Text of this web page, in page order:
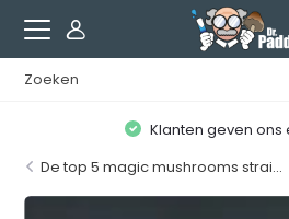
Klanten geven
De top 5 magic mushrooms strai...